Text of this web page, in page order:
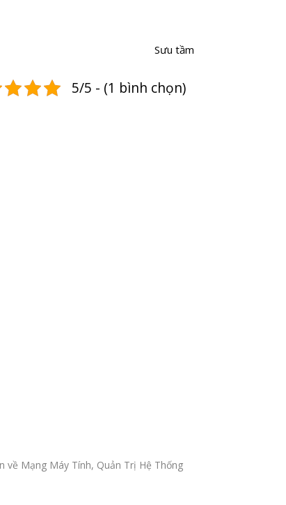
Sưu tầm
5/5 - (1 bình chọn)
về Mạng Máy Tính, Quản Trị Hệ Thống